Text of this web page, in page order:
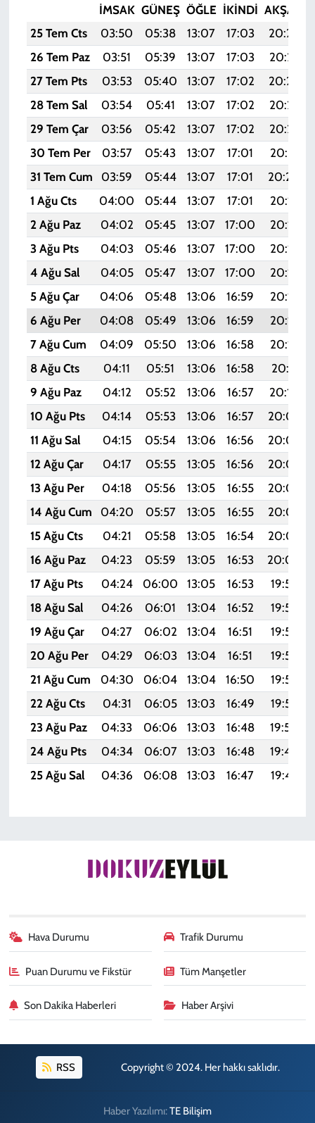
İMSAK GÜNEŞ ÖĞLE İKINDI AKŞAM
25 Tem Cts
03:50 05:38 13:07 17:03 20:26
26 Tem Paz
03:51 05:39 13:07 17:03 20:25
27 Tem Pts
03:53 05:40 13:07 17:02 20:24
28 Tem Sal
03:54 05:41 13:07 17:02 20:23
29 Tem Çar
03:56 05:42 13:07 17:02 20:22
30 Tem Per
03:57 05:43 13:07 17:01 20:21
31 Tem Cum
03:59 05:44 13:07 17:01 20:20
1 Ağu Cts
04:00 05:44 13:07 17:01 20:19
2 Ağu Paz
04:02 05:45 13:07 17:00 20:18
3 Ağu Pts
04:03 05:46 13:07 17:00 20:17
4 Ağu Sal
04:05 05:47 13:07 17:00 20:16
5 Ağu Çar
04:06 05:48 13:06 16:59 20:15
6 Ağu Per
04:08 05:49 13:06 16:59 20:13
7 Ağu Cum
04:09 05:50 13:06 16:58 20:12
8 Ağu Cts
04:11 05:51 13:06 16:58 20:11
9 Ağu Paz
04:12 05:52 13:06 16:57 20:10
10 Ağu Pts
04:14 05:53 13:06 16:57 20:08
11 Ağu Sal
04:15 05:54 13:06 16:56 20:07
12 Ağu Çar
04:17 05:55 13:05 16:56 20:06
13 Ağu Per
04:18 05:56 13:05 16:55 20:05
14 Ağu Cum
04:20 05:57 13:05 16:55 20:03
15 Ağu Cts
04:21 05:58 13:05 16:54 20:02
16 Ağu Paz
04:23 05:59 13:05 16:53 20:00
17 Ağu Pts
04:24 06:00 13:05 16:53 19:59
18 Ağu Sal
04:26 06:01 13:04 16:52 19:58
19 Ağu Çar
04:27 06:02 13:04 16:51 19:56
20 Ağu Per
04:29 06:03 13:04 16:51 19:55
21 Ağu Cum
04:30 06:04 13:04 16:50 19:53
22 Ağu Cts
04:31 06:05 13:03 16:49 19:52
23 Ağu Paz
04:33 06:06 13:03 16:48 19:50
24 Ağu Pts
04:34 06:07 13:03 16:48 19:49
25 Ağu Sal
04:36 06:08 13:03 16:47 19:47
Hava Durumu Trafik Durumu
Puan Durumu ve Fikstür Tüm Manşetler
Son Dakika Haberleri Haber Arşivi
RSS Copyright © 2024. Her hakkı saklıdır.
Haber Yazılımı:TE Bilişim